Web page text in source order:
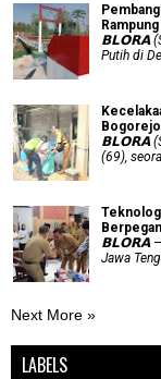
𝗕𝗟𝗢𝗥𝗔
Putih di
𝗕𝗟𝗢𝗥𝗔
(69),
𝗕𝗟𝗢𝗥𝗔 —
Jawa
Next More »
LABELS